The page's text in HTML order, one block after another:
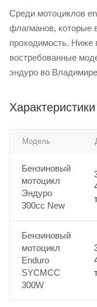
Среди мотоциклов
флагманов, которые
проходимость. Ниже
востребованные
эндуро во
Модель
Бензиновый
мотоцикл
Эндуро
300сс New
Бензиновый
мотоцикл
Enduro
SYCMCC
300W